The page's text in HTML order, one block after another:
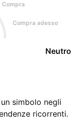
Compra
Compra adesso
Neutro
simbolo negli
ricorrenti.